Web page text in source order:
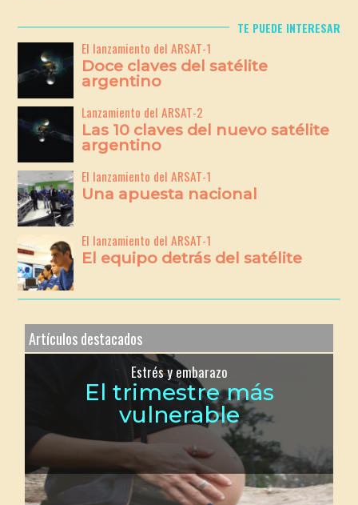
TE PUEDE INTERESAR
El lanzamiento del ARSAT-1
Doce claves del satélite
argentino
Lanzamiento del ARSAT-2
Las 10 claves del nuevo satélite
argentino
El lanzamiento del ARSAT-1
Una apuesta nacional
El lanzamiento del ARSAT-1
El equipo detrás del satélite
Artículos destacados
Estrés y embarazo
El trimestre más
vulnerable